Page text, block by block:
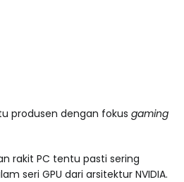
produsen dengan fokus gaming
rakit PC tentu pasti sering
seri GPU dari arsitektur NVIDIA.